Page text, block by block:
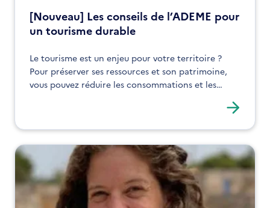
[Nouveau] Les conseils de l’ADEME pour
un tourisme durable
Le tourisme est un enjeu pour votre territoire ?
Pour préserver ses ressources et son patrimoine,
vous pouvez réduire les consommations et les